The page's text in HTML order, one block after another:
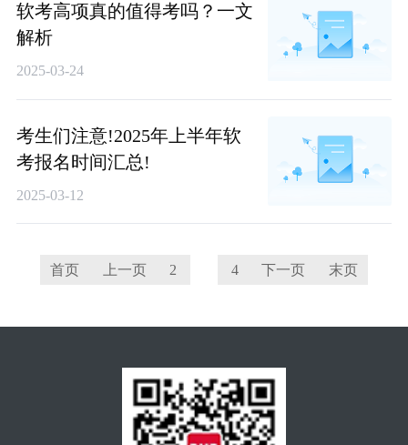
软考高项真的值得考吗？一文
解析
2025-03-24
考生们注意!2025年上半年软
考报名时间汇总!
2025-03-12
首页 上一页 2 4 下一页 末页